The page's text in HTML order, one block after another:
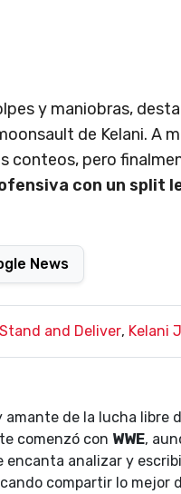
y maniobras,
de Kelani. A
conteos, pero
con un split
News
Stand and Deliver, Kelani
de la lucha libre
comenzó con WWE,
analizar y
compartir lo mejor